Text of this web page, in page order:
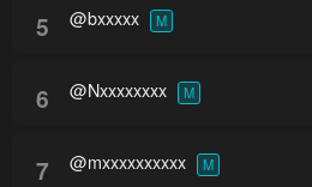
5 @bxxxxx M
6 @Nxxxxxxxx M
7 @mxxxxxxxxxx M